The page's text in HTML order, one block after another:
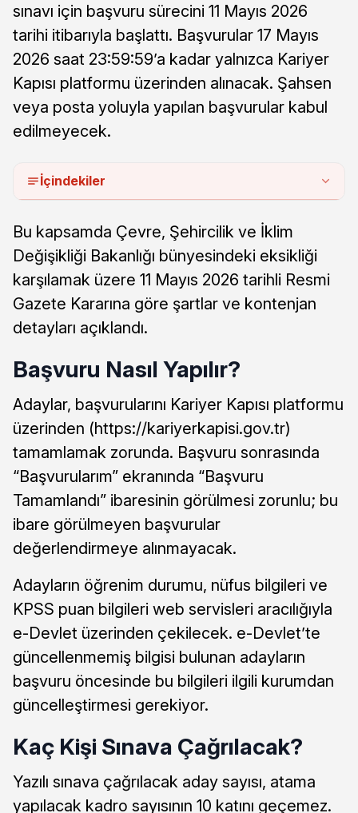
sınavı için başvuru sürecini 11 Mayıs 2026
tarihi itibarıyla başlattı. Başvurular 17 Mayıs
2026 saat 23:59:59’a kadar yalnızca Kariyer
Kapısı platformu üzerinden alınacak. Şahsen
veya posta yoluyla yapılan başvurular kabul
edilmeyecek.
İçindekiler
Bu kapsamda Çevre, Şehircilik ve İklim
Değişikliği Bakanlığı bünyesindeki eksikliği
karşılamak üzere 11 Mayıs 2026 tarihli Resmi
Gazete Kararına göre şartlar ve kontenjan
detayları açıklandı.
Başvuru Nasıl Yapılır?
Adaylar, başvurularını Kariyer Kapısı platformu
üzerinden (https://kariyerkapisi.gov.tr)
tamamlamak zorunda. Başvuru sonrasında
“Başvurularım” ekranında “Başvuru
Tamamlandı” ibaresinin görülmesi zorunlu; bu
ibare görülmeyen başvurular
değerlendirmeye alınmayacak.
Adayların öğrenim durumu, nüfus bilgileri ve
KPSS puan bilgileri web servisleri aracılığıyla
e-Devlet üzerinden çekilecek. e-Devlet’te
güncellenmemiş bilgisi bulunan adayların
başvuru öncesinde bu bilgileri ilgili kurumdan
güncelleştirmesi gerekiyor.
Kaç Kişi Sınava Çağrılacak?
Yazılı sınava çağrılacak aday sayısı, atama
yapılacak kadro sayısının 10 katını geçemez.